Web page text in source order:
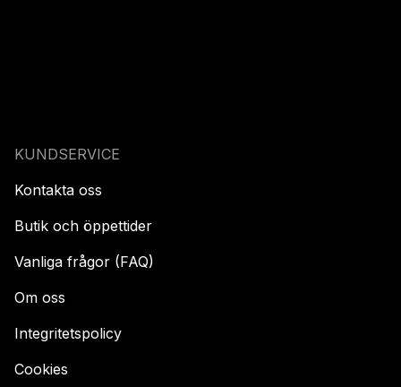
KUNDSERVICE
Kontakta oss
Butik och öppettider
Vanliga frågor (FAQ)
Om oss
Integritetspolicy
Cookies